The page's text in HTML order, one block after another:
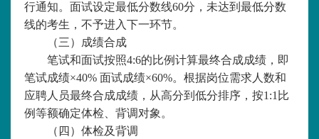
行通知。面试设定最低分数线60分，未达到最低分数
线的考生，不予进入下一环节。
（三）成绩合成
笔试和面试按照4:6的比例计算最终合成成绩，即
笔试成绩×40% 面试成绩×60%。根据岗位需求人数和
应聘人员最终合成成绩，从高分到低分排序，按1:1比
例等额确定体检、背调对象。
（四）体检及背调